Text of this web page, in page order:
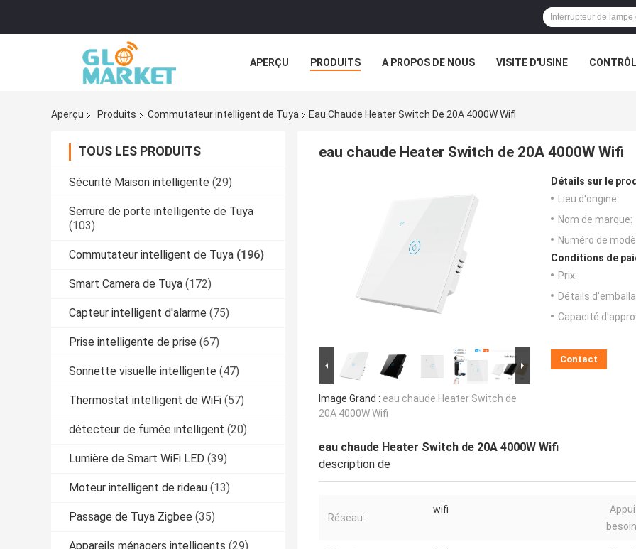
APERÇU PRODUITS A PROPOS DE NOUS VISITE D'USINE
Aperçu
Produits Commutateur intelligent de Tuya Eau Chaude Heater Switch De 20A 4000W Wifi
TOUS LES PRODUITS
Sécurité Maison intelligente (29)
Serrure de porte intelligente de Tuya
(103)
Commutateur intelligent de Tuya (196)
Smart Camera de Tuya (172)
Capteur intelligent d'alarme (75)
Prise intelligente de prise (67)
Sonnette visuelle intelligente (47)
Thermostat intelligent de WiFi (57)
détecteur de fumée intelligent (20)
Lumière de Smart WiFi LED (39)
Moteur intelligent de rideau (13)
Passage de Tuya Zigbee (35)
Appareils ménagers intelligents (29)
eau chaude Heater Switch de 20A 4000W Wifi
Image Grand : eau chaude Heater Switch de
20A 4000W Wifi
Détails sur le
Lieu d'origine:
Nom de marque:
Numéro de
Conditions de
Prix:
Détails
Capacité
Contact
eau chaude Heater Switch de 20A 4000W Wifi
description de
Réseau:
wifi